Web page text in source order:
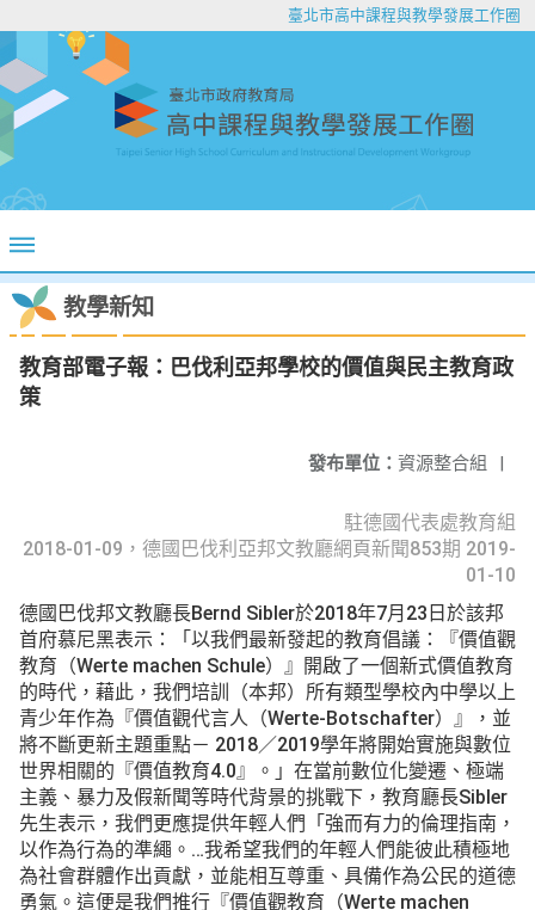
臺北市高中課程與教學發展工作圈
教學新知
教育部電子報：巴伐利亞邦學校的價值與民主教育政
策
發布單位： 資源整合組 |
駐德國代表處教育組
2018-01-09，德國巴伐利亞邦文教廳網頁新聞853期 2019-
01-10
德國巴伐邦文教廳長Bernd Sibler於2018年7月23日於該邦
首府慕尼黑表示：「以我們最新發起的教育倡議：『價值觀
教育（Werte machen Schule）』開啟了一個新式價值教育
的時代，藉此，我們培訓（本邦）所有類型學校內中學以上
青少年作為『價值觀代言人（Werte-Botschafter）』，並
將不斷更新主題重點－ 2018／2019學年將開始實施與數位
世界相關的『價值教育4.0』。」在當前數位化變遷、極端
主義、暴力及假新聞等時代背景的挑戰下，教育廳長Sibler
先生表示，我們更應提供年輕人們「強而有力的倫理指南，
以作為行為的準繩。…我希望我們的年輕人們能彼此積極地
為社會群體作出貢獻，並能相互尊重、具備作為公民的道德
勇氣。這便是我們推行『價值觀教育（Werte machen